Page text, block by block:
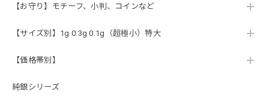
【お守り】モチーフ、小判、コインなど
【サイズ別】1g 0.3g 0.1g（超極小）特大
【価格帯別】
純銀シリーズ